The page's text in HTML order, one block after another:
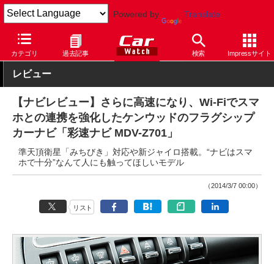
Powered by Translate
カテゴリ 過去記事 検索 Impressサイト
Car Watch ナビ ケンウッド 彩速ナビ
レビュー
【ナビレビュー】さらに高速になり、Wi-Fiでスマ
ホとの連携を強化したケンウッドのフラグシップ
カーナビ「彩速ナビ MDV-Z701」
準天頂衛星「みちびき」対応や新ジャイロ搭載。“ナビはスマ
ホで十分”なんて人にも触ってほしいモデル
（2014/3/7 00:00）
リスト